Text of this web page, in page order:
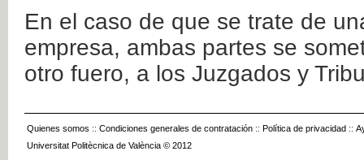
En el caso de que se trate de
empresa, ambas partes se
otro fuero, a los Juzgados y
Quienes somos :: Condiciones generales de contratación :: Política de privacidad ::
Universitat Politècnica de València © 2012